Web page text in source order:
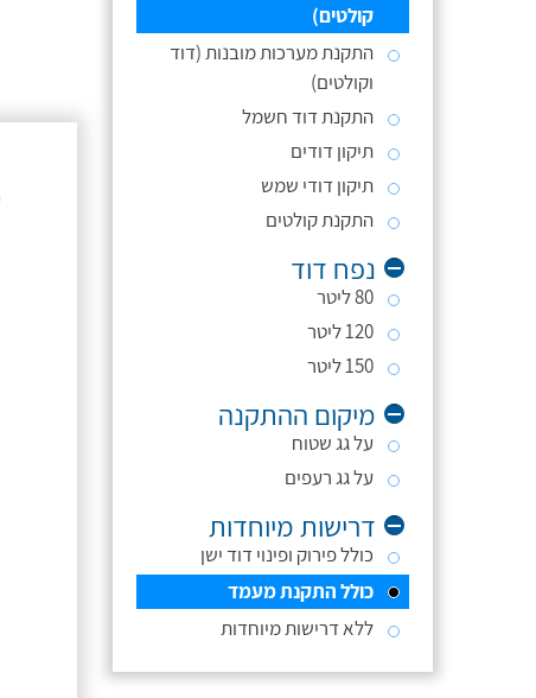
קולטים)
התקנת מערכות מובנות (דוד
וקולטים)
התקנת דוד חשמל
תיקון דודים
תיקון דודי שמש
התקנת קולטים
נפח דוד
80 ליטר
120 ליטר
150 ליטר
מיקום ההתקנה
על גג שטוח
על גג רעפים
דרישות מיוחדות
כולל פירוק ופינוי דוד ישן
כולל התקנת מעמד
ללא דרישות מיוחדות